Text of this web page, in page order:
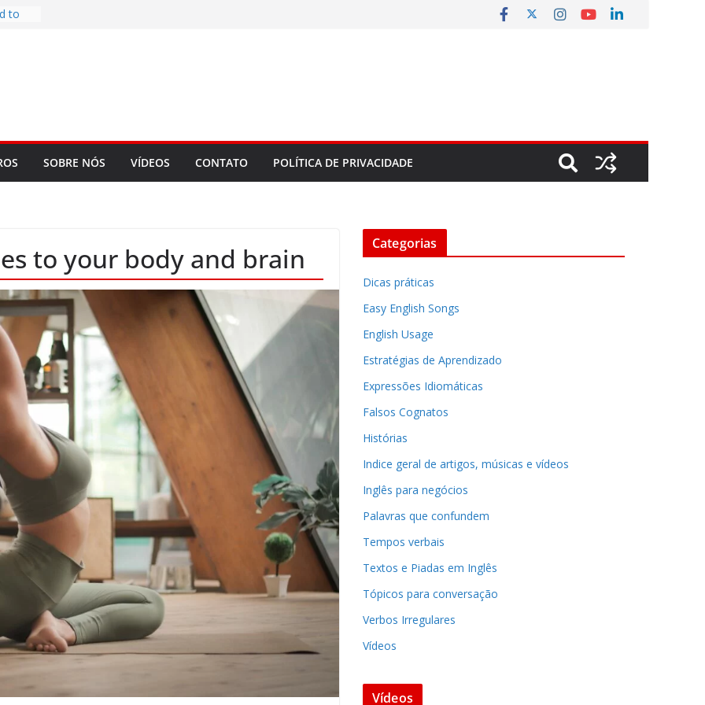
to
SOBRE NÓS VÍDEOS CONTATO POLÍTICA DE PRIVACIDADE
to your body and brain Categorias
Dicas práticas
Easy English Songs
English Usage
Estratégias de Aprendizado
Expressões Idiomáticas
Falsos Cognatos
Histórias
Indice geral de artigos, músicas e vídeos
Inglês para negócios
Palavras que confundem
Tempos verbais
Textos e Piadas em Inglês
Tópicos para conversação
Verbos Irregulares
Vídeos
Vídeos